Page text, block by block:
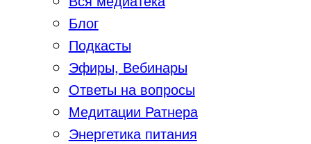
Блог
Подкасты
Эфиры, Вебинары
Ответы на вопросы
Медитации Ратнера
Энергетика питания